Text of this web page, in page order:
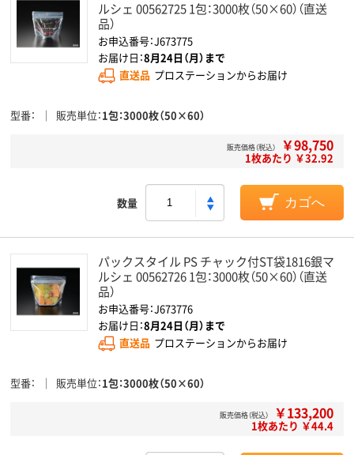
ルシェ 00562725 1包：3000枚（50×60）（直送
品）
お申込番号：J673775
お届け日：8月24日（月）まで
直送品 プロステーションからお届け
型番 販売単位 1包：3000枚（50×60）
販売価格（税込） ￥98,750
1枚あたり ￥32.92
数量 カゴへ
パックスタイル PS チャック付ST袋1816銀マ
ルシェ 00562726 1包：3000枚（50×60）（直送
品）
お申込番号：J673776
お届け日：8月24日（月）まで
直送品 プロステーションからお届け
型番 販売単位 1包：3000枚（50×60）
販売価格（税込） ￥133,200
1枚あたり ￥44.4